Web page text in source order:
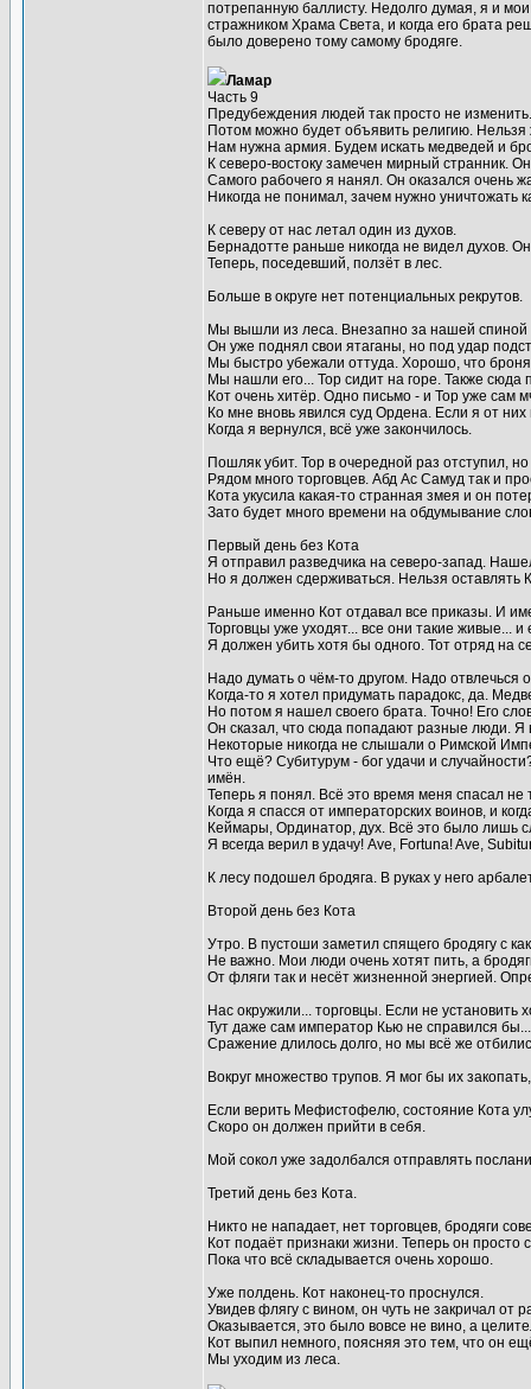
потрепанную баллисту. Недолго думая, я и
стражником Храма Света, и когда его брата
было доверено тому самому бродяге.
Ламар
Часть 9
Предубеждения людей так просто не
Потом можно будет объявить религию. Нельзя
Нам нужна армия. Будем искать медведей и
К северо-востоку замечен мирный странник.
Самого рабочего я нанял. Он оказался очень
Никогда не понимал, зачем нужно
К северу от нас летал один из духов.
Бернадотте раньше никогда не видел духов.
Теперь, поседевший, ползёт в лес.
Больше в округе нет потенциальных рекрутов.
Мы вышли из леса. Внезапно за нашей спиной
Он уже поднял свои ятаганы, но под удар
Мы быстро убежали оттуда. Хорошо, что
Мы нашли его... Тор сидит на горе. Также
Кот очень хитёр. Одно письмо - и Тор уже сам
Ко мне вновь явился суд Ордена. Если я от
Когда я вернулся, всё уже закончилось.
Пошляк убит. Тор в очередной раз отступил,
Рядом много торговцев. Абд Ас Самуд так и
Кота укусила какая-то странная змея и он
Зато будет много времени на обдумывание
Первый день без Кота
Я отправил разведчика на северо-запад.
Но я должен сдерживаться. Нельзя оставлять
Раньше именно Кот отдавал все приказы. И
Торговцы уже уходят... все они такие живые...
Я должен убить хотя бы одного. Тот отряд на
Надо думать о чём-то другом. Надо отвлечься
Когда-то я хотел придумать парадокс, да.
Но потом я нашел своего брата. Точно! Его
Он сказал, что сюда попадают разные люди. Я
Некоторые никогда не слышали о Римской
Что ещё? Субитурум - бог удачи и
имён.
Теперь я понял. Всё это время меня спасал не
Когда я спасся от императорских воинов, и
Кеймары, Ординатор, дух. Всё это было лишь
Я всегда верил в удачу! Ave, Fortuna! Ave,
К лесу подошел бродяга. В руках у него
Второй день без Кота
Утро. В пустоши заметил спящего бродягу с
Не важно. Мои люди очень хотят пить, а
От фляги так и несёт жизненной энергией.
Нас окружили... торговцы. Если не
Тут даже сам император Кью не справился бы...
Сражение длилось долго, но мы всё же
Вокруг множество трупов. Я мог бы их
Если верить Мефистофелю, состояние Кота
Скоро он должен прийти в себя.
Мой сокол уже задолбался отправлять
Третий день без Кота.
Никто не нападает, нет торговцев, бродяги
Кот подаёт признаки жизни. Теперь он просто
Пока что всё складывается очень хорошо.
Уже полдень. Кот наконец-то проснулся.
Увидев флягу с вином, он чуть не закричал от
Оказывается, это было вовсе не вино, а
Кот выпил немного, поясняя это тем, что он
Мы уходим из леса.